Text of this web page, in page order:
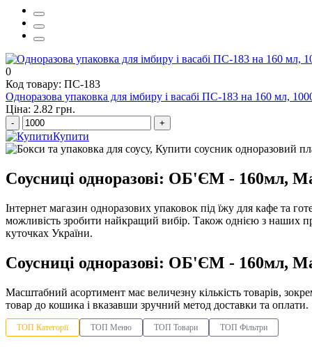
0
Код товару: ПС-183
Одноразова упаковка для імбиру і васабі ПС-183 на 160 мл,
Ціна: 2.82 грн.
- +
Купити
Соусниці одноразові: ОБ'ЄМ - 160мл,
Інтернет магазин одноразових упаковок під їжу для кафе та
можливість зробити найкращий вибір. Також однією з наших
куточках України.
Соусниці одноразові: ОБ'ЄМ - 160мл,
Масштабний асортимент має величезну кількість товарів,
товар до кошика і вказавши зручний метод доставки та оплати.
ТОП Категорії ТОП Меню ТОП Товари ТОП Фільтри